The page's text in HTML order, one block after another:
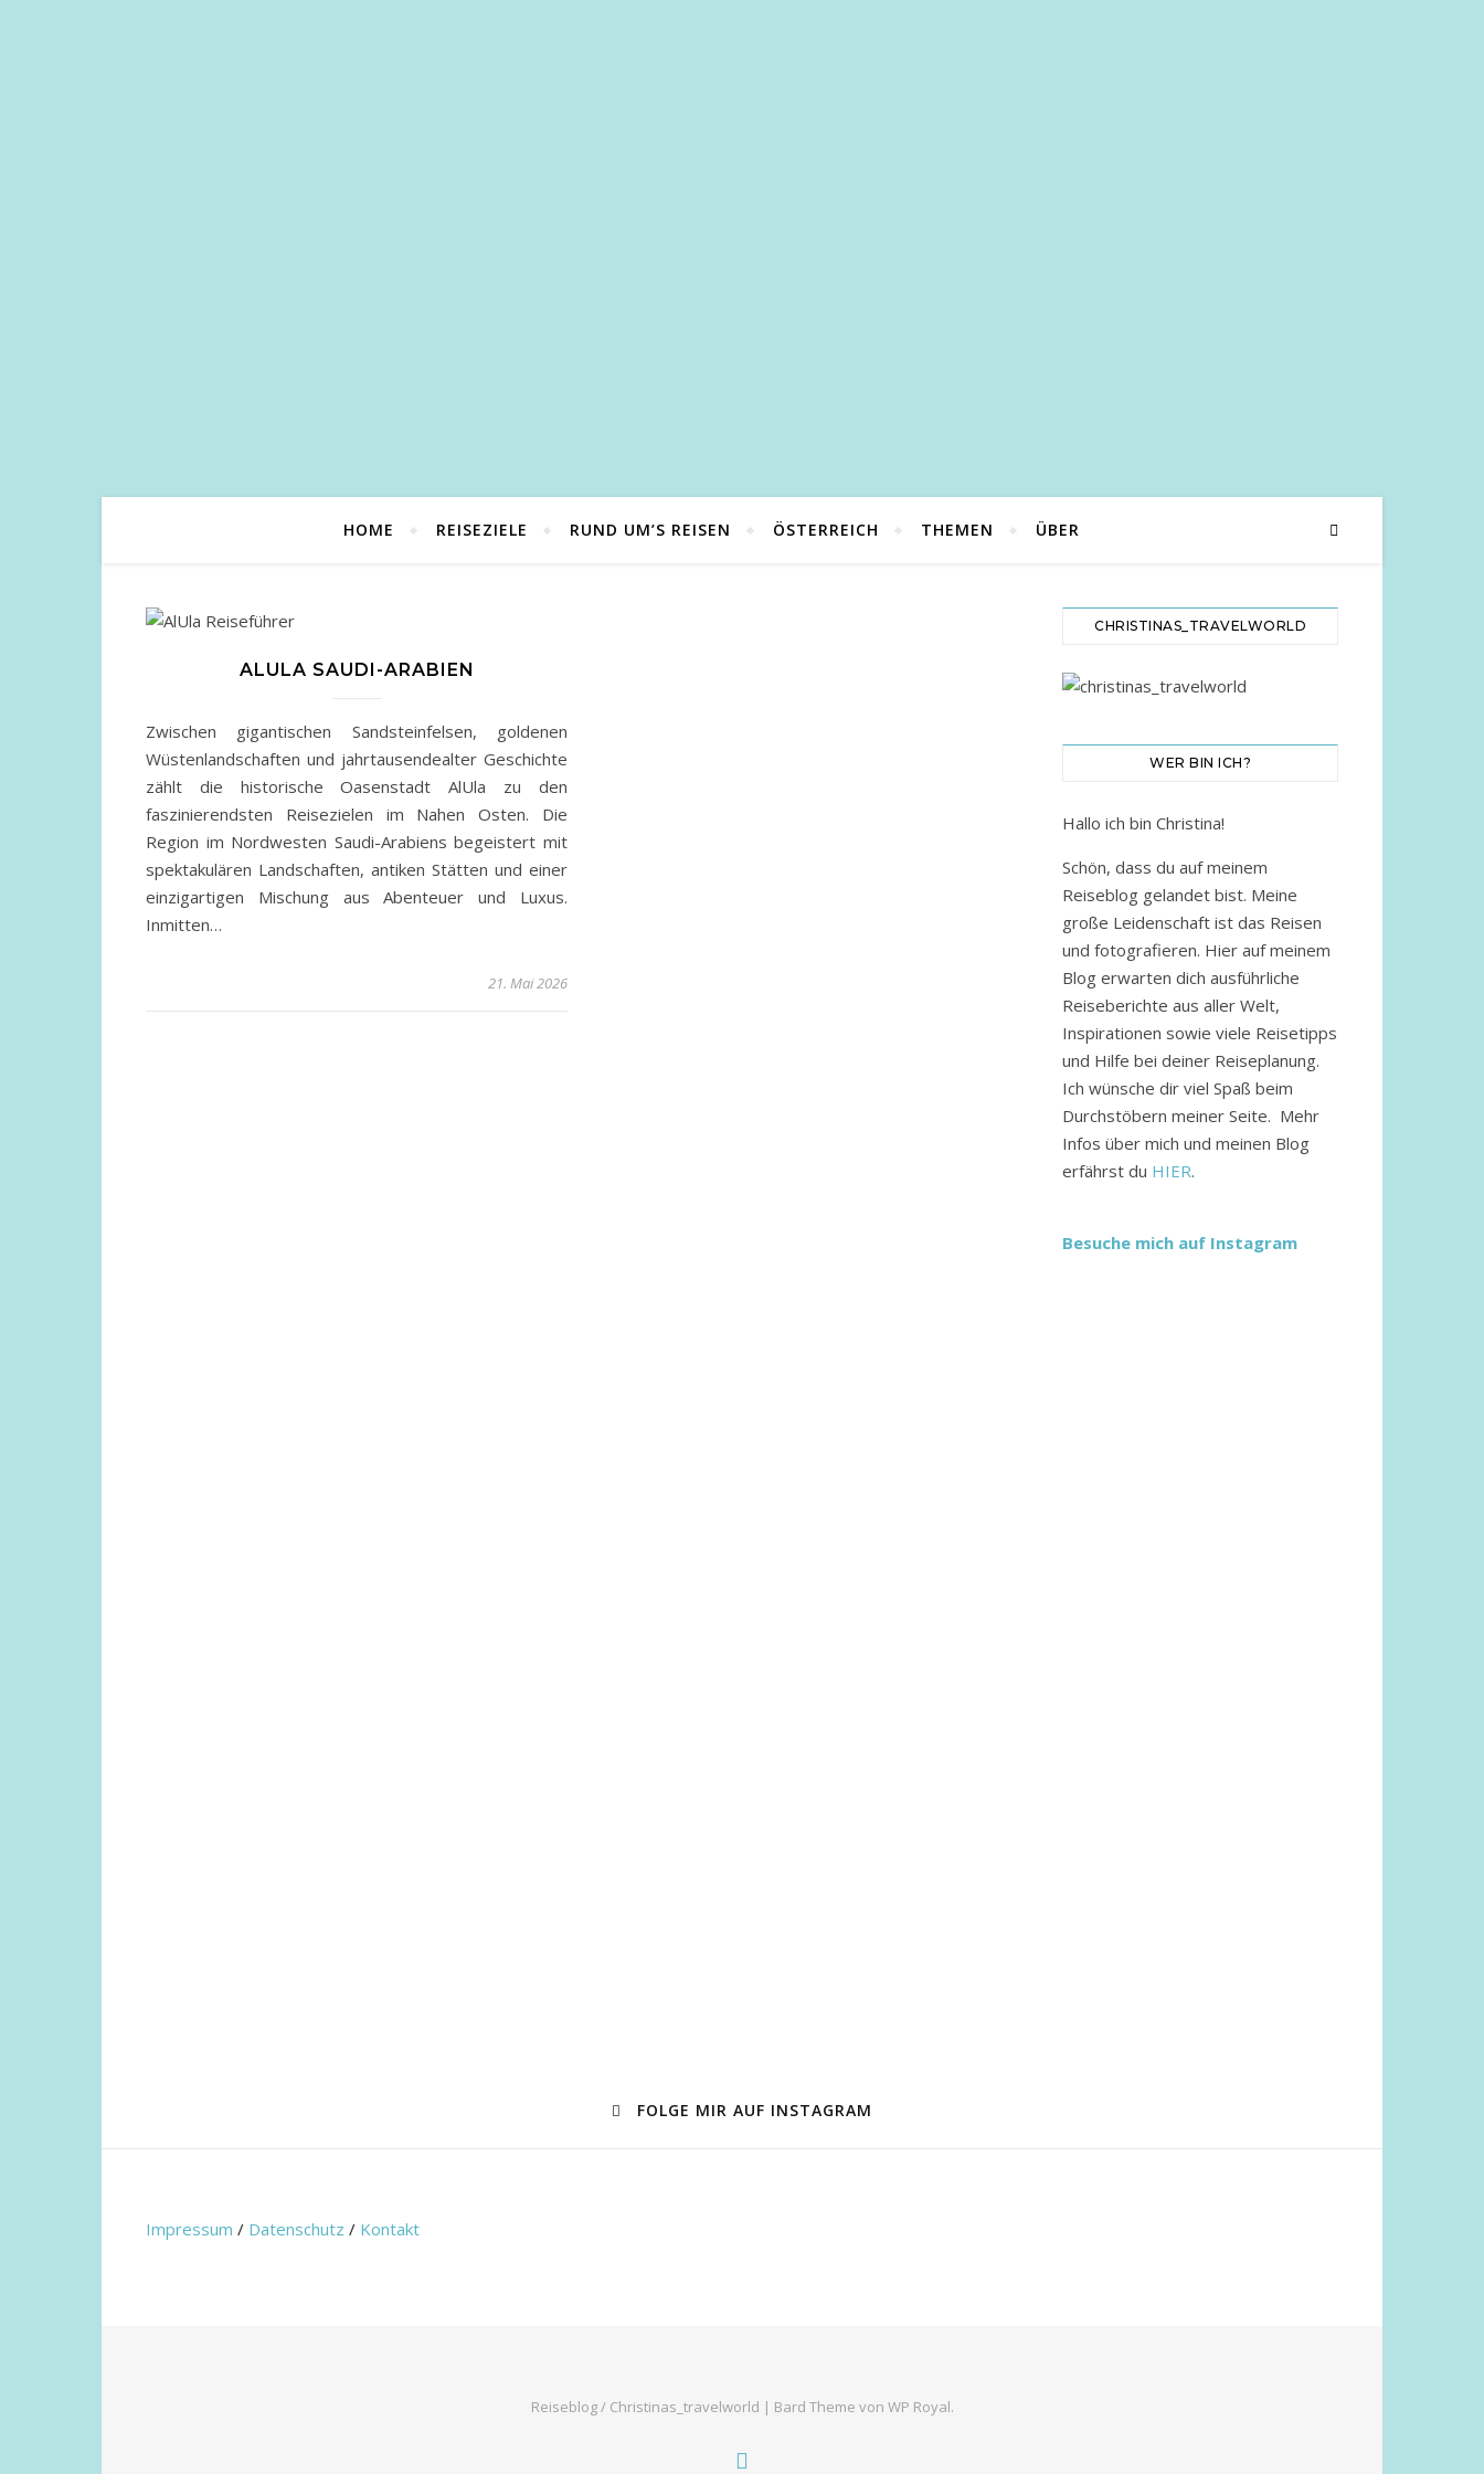
HOME REISEZIELE RUND UM’S REISEN ÖSTERREICH THEMEN ÜBER
ALULA SAUDI-ARABIEN
Zwischen gigantischen Sandsteinfelsen, goldenen
Wüstenlandschaften und jahrtausendealter Geschichte
zählt die historische Oasenstadt AlUla zu den
faszinierendsten Reisezielen im Nahen Osten. Die
Region im Nordwesten Saudi-Arabiens begeistert mit
spektakulären Landschaften, antiken Stätten und einer
einzigartigen Mischung aus Abenteuer und Luxus.
Inmitten…
21. Mai 2026
CHRISTINAS_TRAVELWORLD
WER BIN ICH?
Hallo ich bin Christina!
Schön, dass du auf meinem
Reiseblog gelandet bist. Meine
große Leidenschaft ist das Reisen
und fotografieren. Hier auf meinem
Blog erwarten dich ausführliche
Reiseberichte aus aller Welt,
Inspirationen sowie viele Reisetipps
und Hilfe bei deiner Reiseplanung.
Ich wünsche dir viel Spaß beim
Durchstöbern meiner Seite. Mehr
Infos über mich und meinen Blog
erfährst du HIER.
Besuche mich auf Instagram
FOLGE MIR AUF INSTAGRAM
Impressum / Datenschutz / Kontakt
Reiseblog / Christinas_travelworld | Bard Theme von WP Royal.